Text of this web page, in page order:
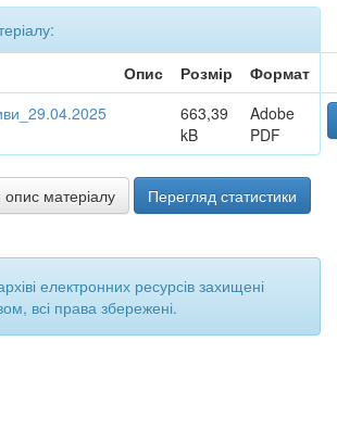
Опис Розмір
Формат
663,39
kB
Adobe
PDF
матеріалу Перегляд статистики
електронних ресурсів захищені
всі права збережені.